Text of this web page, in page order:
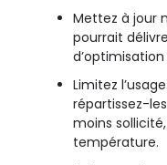
Mettez à jour
pourrait
d’optimisation
Limitez
répartissez-
moins
température.